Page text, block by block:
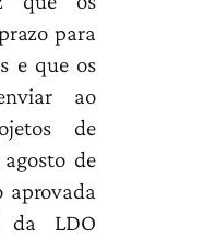
para
e que os
ao
de
de
aprovada
da LDO